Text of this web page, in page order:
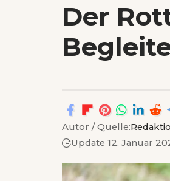
Der
Autor / Quelle:
Update 12. Januar